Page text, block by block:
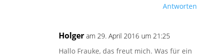
Antworten
Holger am 29. April 2016 um 21:25
Hallo Frauke, das freut mich. Was für ein